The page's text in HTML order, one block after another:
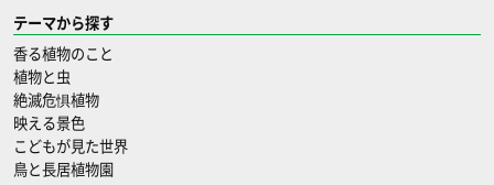
テーマから探す
香る植物のこと
植物と虫
絶滅危惧植物
映える景色
こどもが見た世界
鳥と長居植物園